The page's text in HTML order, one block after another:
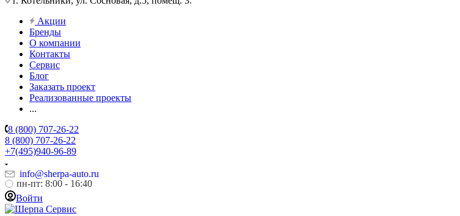
Акции
Бренды
О компании
Контакты
Сервис
Блог
Заказать проект
Реализованные проекты
...
8 (800) 707-26-22
8 (800) 707-26-22
+7(495)940-96-89
info@sherpa-auto.ru
пн-пт: 8:00 - 16:40
Войти